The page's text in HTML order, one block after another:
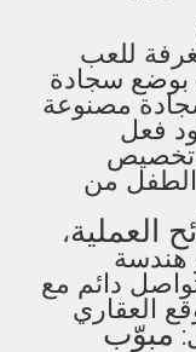
للعب
بوضع سجادة
مصنوعة
فعل
تخصيص
من
العملية،
هندسة
دائم مع
العقاري
مبوّب